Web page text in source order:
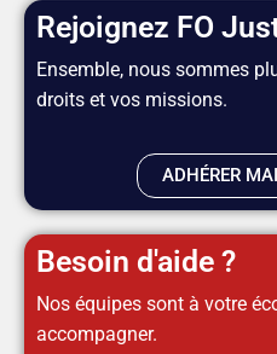
Rejoignez FO
Ensemble, nous sommes
droits et vos missions.
ADHÉRER
Besoin d'aide ?
Nos équipes sont à votre
accompagner.